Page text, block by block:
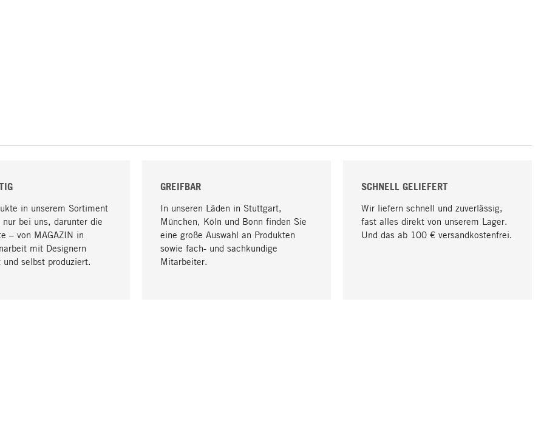
in unserem Sortiment
bei uns, darunter die
– von MAGAZIN in
mit Designern
selbst produziert.
GREIFBAR
In unseren Läden in Stuttgart,
München, Köln und Bonn finden Sie
eine große Auswahl an Produkten
sowie fach- und sachkundige
Mitarbeiter.
SCHNELL GELIEFERT
Wir liefern schnell und zuverlässig,
fast alles direkt von unserem Lager.
Und das ab 100 € versandkostenfrei.